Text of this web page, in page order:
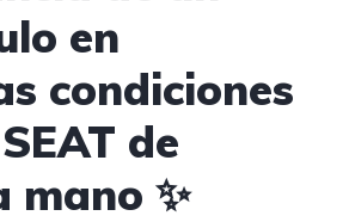
en
condiciones
de
mano ✨